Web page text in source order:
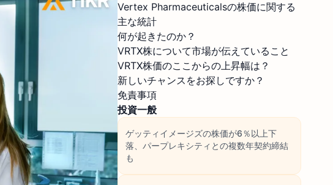
Vertex Pharmaceuticalsの株価に関する
主な統計
何が起きたのか？
VRTX株について市場が伝えていること
VRTX株価のここからの上昇幅は？
新しいチャンスをお探しですか？
免責事項
投資一般
ゲッティイメージズの株価が6％以上下
落、パープレキシティとの複数年契約締結
も